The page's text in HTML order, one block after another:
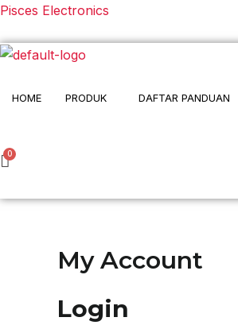
Skip
content
Pisces Electronics
HOME PRODUK DAFTAR PANDUAN
My Account
Login